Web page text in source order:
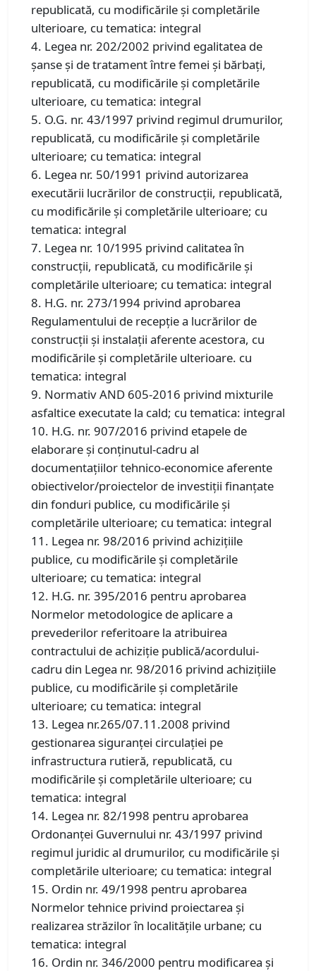
republicată, cu modificările și completările
ulterioare, cu tematica: integral
4. Legea nr. 202/2002 privind egalitatea de
șanse și de tratament între femei și bărbați,
republicată, cu modificările și completările
ulterioare, cu tematica: integral
5. O.G. nr. 43/1997 privind regimul drumurilor,
republicată, cu modificările și completările
ulterioare; cu tematica: integral
6. Legea nr. 50/1991 privind autorizarea
executării lucrărilor de construcţii, republicată,
cu modificările şi completările ulterioare; cu
tematica: integral
7. Legea nr. 10/1995 privind calitatea în
construcţii, republicată, cu modificările şi
completările ulterioare; cu tematica: integral
8. H.G. nr. 273/1994 privind aprobarea
Regulamentului de recepţie a lucrărilor de
construcţii şi instalaţii aferente acestora, cu
modificările şi completările ulterioare. cu
tematica: integral
9. Normativ AND 605-2016 privind mixturile
asfaltice executate la cald; cu tematica: integral
10. H.G. nr. 907/2016 privind etapele de
elaborare şi conţinutul-cadru al
documentaţiilor tehnico-economice aferente
obiectivelor/proiectelor de investiţii finanţate
din fonduri publice, cu modificările și
completările ulterioare; cu tematica: integral
11. Legea nr. 98/2016 privind achiziţiile
publice, cu modificările și completările
ulterioare; cu tematica: integral
12. H.G. nr. 395/2016 pentru aprobarea
Normelor metodologice de aplicare a
prevederilor referitoare la atribuirea
contractului de achiziţie publică/acordului-
cadru din Legea nr. 98/2016 privind achiziţiile
publice, cu modificările și completările
ulterioare; cu tematica: integral
13. Legea nr.265/07.11.2008 privind
gestionarea siguranței circulației pe
infrastructura rutieră, republicată, cu
modificările și completările ulterioare; cu
tematica: integral
14. Legea nr. 82/1998 pentru aprobarea
Ordonanței Guvernului nr. 43/1997 privind
regimul juridic al drumurilor, cu modificările și
completările ulterioare; cu tematica: integral
15. Ordin nr. 49/1998 pentru aprobarea
Normelor tehnice privind proiectarea și
realizarea străzilor în localitățile urbane; cu
tematica: integral
16. Ordin nr. 346/2000 pentru modificarea și